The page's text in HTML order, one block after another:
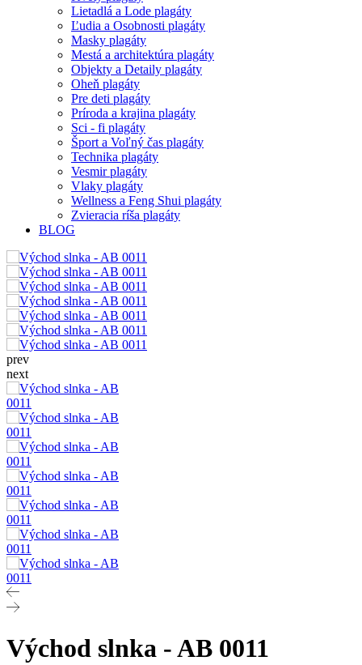
Lietadlá a Lode plagáty
Ľudia a Osobnosti plagáty
Masky plagáty
Mestá a architektúra plagáty
Objekty a Detaily plagáty
Oheň plagáty
Pre deti plagáty
Príroda a krajina plagáty
Sci - fi plagáty
Šport a Voľný čas plagáty
Technika plagáty
Vesmir plagáty
Vlaky plagáty
Wellness a Feng Shui plagáty
Zvieracia ríša plagáty
BLOG
prev
next
Východ slnka - AB 0011